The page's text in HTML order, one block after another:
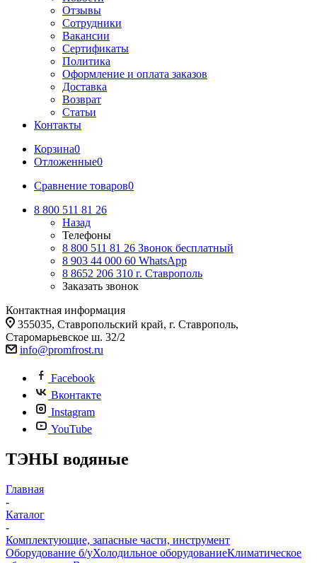
Отзывы
Сотрудники
Вакансии
Сертификаты
Политика
Оформление и оплата заказов
Доставка
Возврат
Статьи
Контакты
Корзина0
Отложенные0
Сравнение товаров0
8 800 511 81 26
Назад
Телефоны
8 800 511 81 26 Звонок бесплатный
8 903 44 000 60 WhatsАpp
8 8652 206 310 г. Ставрополь
Заказать звонок
Контактная информация
355035, Ставропольский край, г. Ставрополь,
Старомарьевское ш. 32/2
info@promfrost.ru
Facebook
Вконтакте
Instagram
YouTube
ТЭНЫ водяные
Главная
-
Каталог
-
Комплектующие, запасные части, инструмент
Оборудование б/уХолодильное оборудованиеКлиматическое